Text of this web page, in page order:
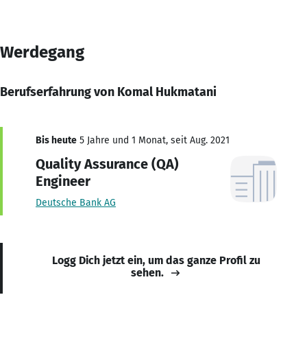
Werdegang
Berufserfahrung von Komal Hukmatani
Bis heute 5 Jahre und 1 Monat, seit Aug. 2021
Quality Assurance (QA)
Engineer
Deutsche Bank AG
Logg Dich jetzt ein, um das ganze Profil zu
sehen.